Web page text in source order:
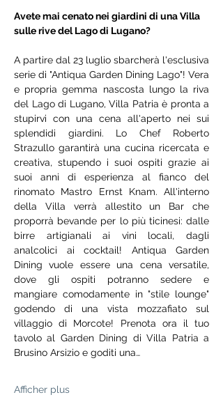
Avete mai cenato nei giardini di una Villa
sulle rive del Lago di Lugano?
A partire dal 23 luglio sbarcherà l'esclusiva
serie di "Antiqua Garden Dining Lago"! Vera
e propria gemma nascosta lungo la riva
del Lago di Lugano, Villa Patria è pronta a
stupirvi con una cena all'aperto nei sui
splendidi giardini. Lo Chef Roberto
Strazullo garantirà una cucina ricercata e
creativa, stupendo i suoi ospiti grazie ai
suoi anni di esperienza al fianco del
rinomato Mastro Ernst Knam. All'interno
della Villa verrà allestito un Bar che
proporrà bevande per lo più ticinesi: dalle
birre artigianali ai vini locali, dagli
analcolici ai cocktail! Antiqua Garden
Dining vuole essere una cena versatile,
dove gli ospiti potranno sedere e
mangiare comodamente in "stile lounge"
godendo di una vista mozzafiato sul
villaggio di Morcote! Prenota ora il tuo
tavolo al Garden Dining di Villa Patria a
Brusino Arsizio e goditi una…
Afficher plus